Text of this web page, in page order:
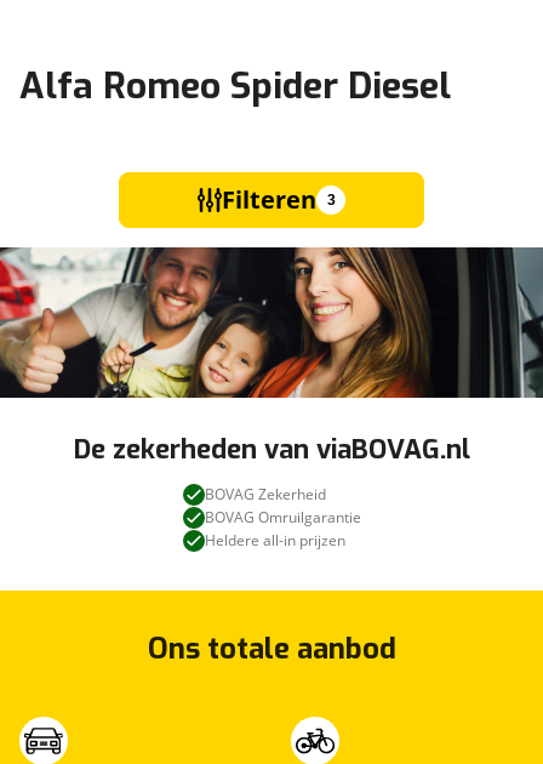
Alfa Romeo Spider Diesel
Filteren 3
De zekerheden van viaBOVAG.nl
BOVAG Zekerheid
BOVAG Omruilgarantie
Heldere all-in prijzen
Ons totale aanbod